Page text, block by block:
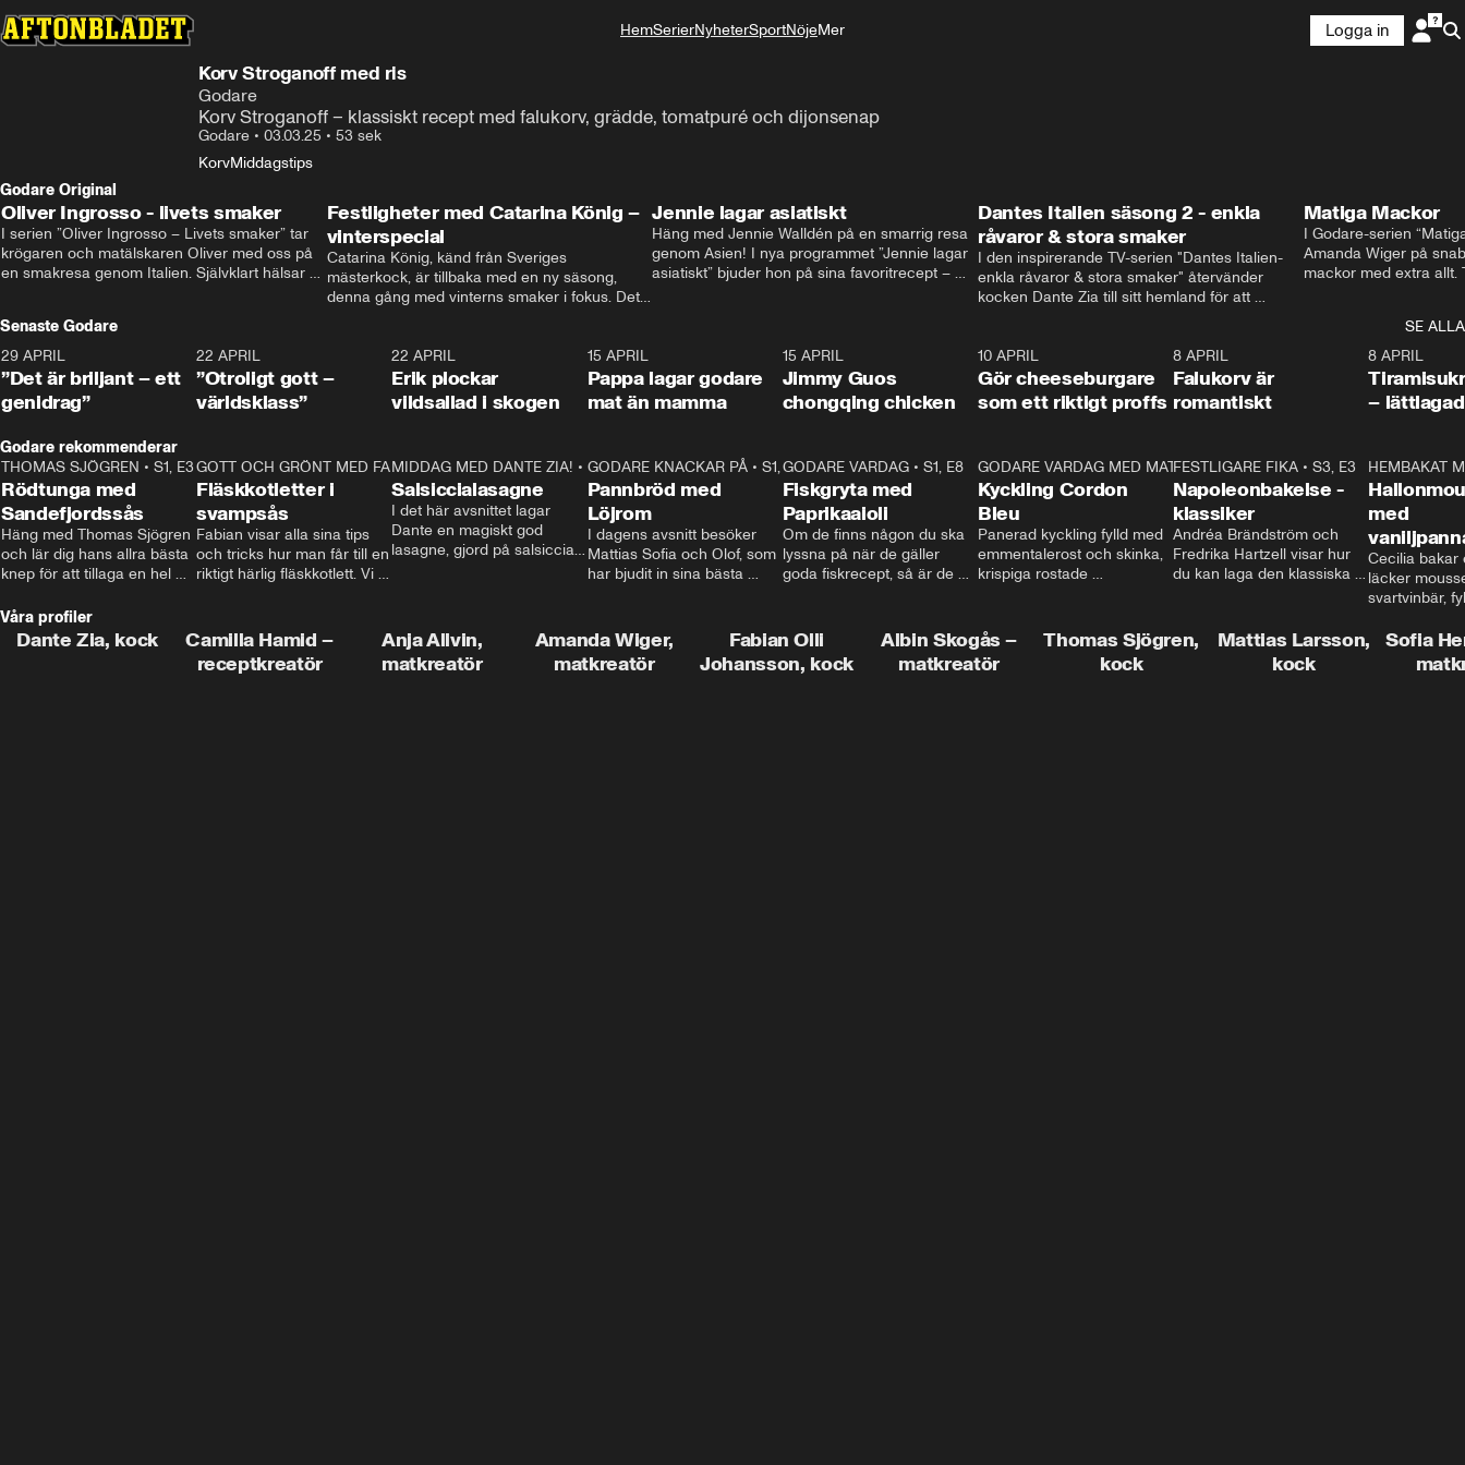
HemSerierNyheterSportNöjeMer
Logga in
Korv Stroganoff med ris
Godare
Korv Stroganoff – klassiskt recept med falukorv, grädde, tomatpuré och dijonsenap
Godare • 03.03.25 • 53 sek
KorvMiddagstips
Godare Original
Oliver Ingrosso - livets smaker
I serien ”Oliver Ingrosso – Livets smaker” tar
krögaren och matälskaren Oliver med oss på
en smakresa genom Italien. Självklart hälsar
Festligheter med Catarina König –
vinterspecial
Catarina König, känd från Sveriges
mästerkock, är tillbaka med en ny säsong,
denna gång med vinterns smaker i fokus. Det
Jennie lagar asiatiskt
Häng med Jennie Walldén på en smarrig resa
genom Asien! I nya programmet ”Jennie lagar
asiatiskt” bjuder hon på sina favoritrecept –
Dantes Italien säsong 2 - enkla
råvaror & stora smaker
I den inspirerande TV-serien "Dantes Italien-
enkla råvaror & stora smaker" återvänder
kocken Dante Zia till sitt hemland för att
Dante regionen Emilia-Romagna och staden
Parma, där han upptäcker den genuina
matfilosofin Cucina Povera.
Matiga Mackor
I Godare-serien
Amanda Wiger på
mackor med extra allt.
italiensk variant med
festliga snittar som
Senaste Godare
SE ALLA
0:50
29 APRIL
”Det är briljant – ett
genidrag”
1:00
22 APRIL
”Otroligt gott –
världsklass”
22 APRIL
Erik plockar
vildsallad i skogen
15 APRIL
Pappa lagar godare
mat än mamma
15 APRIL
Jimmy Guos
chongqing chicken
2:04
10 APRIL
Gör cheeseburgare
som ett riktigt proffs
0:43
8 APRIL
Falukorv är
romantiskt
8 APRIL
–
Godare rekommenderar
13:56
THOMAS SJÖGREN • S1, E3
Rödtunga med
Sandefjordssås
Häng med Thomas Sjögren
och lär dig hans allra bästa
knep för att tillaga en hel
helstekt rödtunga med
sandefjordssås och en
magisk sallad på pepparrot
12:17
GOTT OCH GRÖNT MED FABBE•S2, E2
Fläskkotletter i
svampsås
Fabian visar alla sina tips
och tricks hur man får till en
riktigt härlig fläskkotlett. Vi
Fredrik som lämnat stan
och sadlat om till grisbonde
på Gotland.
16:10
MIDDAG MED DANTE ZIA! •S1, E1
Salsiccialasagne
I det här avsnittet lagar
Dante en magiskt god
lasagne, gjord på salsiccia
26:05
GODARE KNACKAR PÅ• S1, E3
Pannbröd med
Löjrom
I dagens avsnitt besöker
Mattias Sofia och Olof, som
har bjudit in sina bästa
visar hur man skapar en
riktig restaurangupplevelse
hemma, dom där extra
9:22
GODARE VARDAG• S1, E8
Fiskgryta med
Paprikaaioli
Om de finns någon du ska
lyssna på när de gäller
goda fiskrecept, så är de
livets fiskgryta. Den perfekta
vardagsmatsfavoriten som
funkar lika bra alla dagar i
11:35
GODARE VARDAG MED MATTIAS LARSSON•S1, E6
Kyckling Cordon
Bleu
Panerad kyckling fylld med
emmentalerost och skinka,
krispiga rostade
brynt smör och ärtor... Låter
det inte som en given succé
på middagsbordet i veckan?
13:18
FESTLIGARE FIKA •S3, E3
Napoleonbakelse -
klassiker
Andréa Brändström och
Fredrika Hartzell visar hur
du kan laga den klassiska
som imponerar vid varje
tillfälle!
HEMBAKAT
med
Cecilia bakar
läcker
svartvinbär,
som vilar
smulbotten.
allting med
Våra profiler
Dante Zia, kock
Camilla Hamid –
receptkreatör
Anja Allvin,
matkreatör
Amanda Wiger,
matkreatör
Fabian Olli
Johansson, kock
Albin Skogås –
matkreatör
Thomas Sjögren,
kock
Mattias Larsson,
kock
Sofia